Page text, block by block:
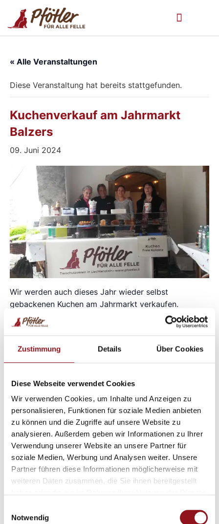
Zustimmung Details Über Cookies
Diese Webseite verwendet Cookies
Wir verwenden Cookies, um Inhalte und Anzeigen zu
personalisieren, Funktionen für soziale Medien anbieten
zu können und die Zugriffe auf unsere Website zu
analysieren. Außerdem geben wir Informationen zu Ihrer
Verwendung unserer Website an unsere Partner für
soziale Medien, Werbung und Analysen weiter. Unsere
Partner führen diese Informationen möglicherweise mit
weiteren Daten zusammen, die Sie ihnen bereitgestellt
Notwendig
« Alle Veranstaltungen
Diese Veranstaltung hat bereits stattgefunden.
Kuchenverkauf am Jahrmarkt
Balzers
09. Juni 2024
Wir werden auch dieses Jahr wieder selbst
gebackenen Kuchen am Jahrmarkt verkaufen.
Schlemmen und gleichzeitig Gutes tun … komm
vorbei!
DETAILS
Datum:
09. Juni 2024
VERANSTALTER
Pfötler e.V.
info@pfoetler.li
Veranstalter-Website
anzeigen